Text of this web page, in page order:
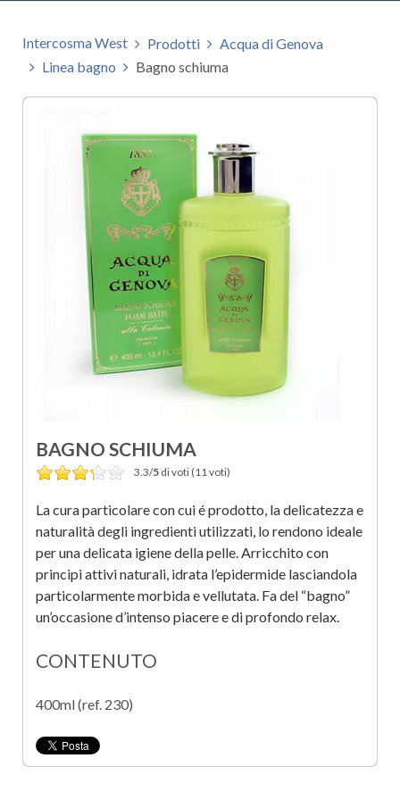
Intercosma West Prodotti
Acqua di Genova
Linea bagno
Bagno schiuma
BAGNO SCHIUMA
3.3/5 di voti (11 voti)
La cura particolare con cui é prodotto, la delicatezza e
naturalità degli ingredienti utilizzati, lo rendono ideale
per una delicata igiene della pelle. Arricchito con
principi attivi naturali, idrata l’epidermide lasciandola
particolarmente morbida e vellutata. Fa del “bagno”
un’occasione d’intenso piacere e di profondo relax.
CONTENUTO
400ml (ref. 230)